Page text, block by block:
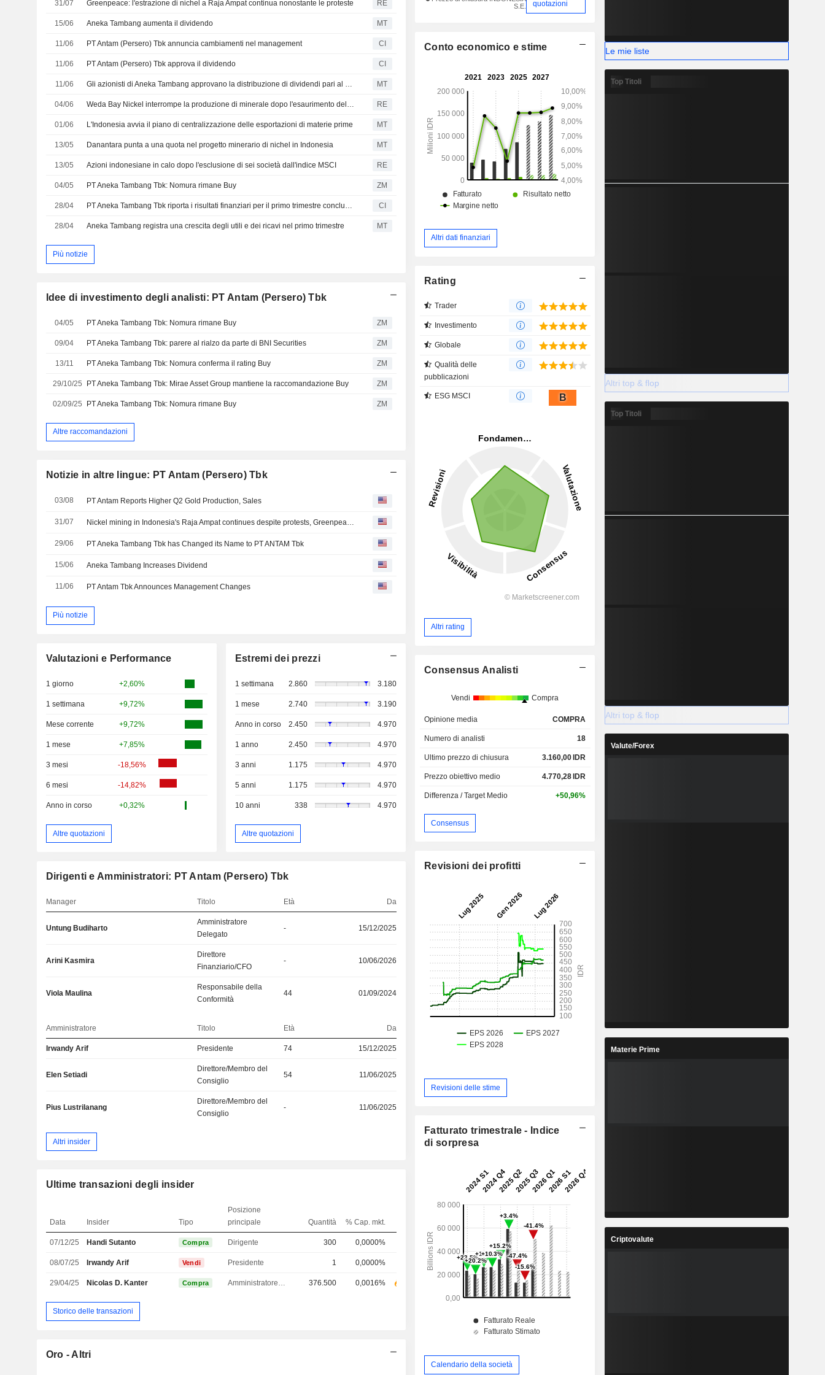
31/07 Greenpeace: l'estrazione di nichel a Raja Ampat continua nonostante le proteste RE
15/06 Aneka Tambang aumenta il dividendo MT
11/06 PT Antam (Persero) Tbk annuncia cambiamenti nel management CI
11/06 PT Antam (Persero) Tbk approva il dividendo CI
11/06 Gli azionisti di Aneka Tambang approvano la distribuzione di dividendi pari al 70% dell'utile netto annuale MT
04/06 Weda Bay Nickel interrompe la produzione di minerale dopo l'esaurimento delle quote estrattive RE
01/06 L'Indonesia avvia il piano di centralizzazione delle esportazioni di materie prime MT
13/05 Danantara punta a una quota nel progetto minerario di nichel in Indonesia MT
13/05 Azioni indonesiane in calo dopo l'esclusione di sei società dall'indice MSCI RE
04/05 PT Aneka Tambang Tbk: Nomura rimane Buy ZM
28/04 PT Aneka Tambang Tbk riporta i risultati finanziari per il primo trimestre conclusosi il 31 marzo 2026 CI
28/04 Aneka Tambang registra una crescita degli utili e dei ricavi nel primo trimestre MT
Più notizie
Idee di investimento degli analisti: PT Antam (Persero) Tbk
04/05 PT Aneka Tambang Tbk: Nomura rimane Buy ZM
09/04 PT Aneka Tambang Tbk: parere al rialzo da parte di BNI Securities ZM
13/11 PT Aneka Tambang Tbk: Nomura conferma il rating Buy ZM
29/10/25 PT Aneka Tambang Tbk: Mirae Asset Group mantiene la raccomandazione Buy ZM
02/09/25 PT Aneka Tambang Tbk: Nomura rimane Buy ZM
Altre raccomandazioni
Notizie in altre lingue: PT Antam (Persero) Tbk
03/08 PT Antam Reports Higher Q2 Gold Production, Sales
31/07
29/06 PT Aneka Tambang Tbk has Changed its Name to PT ANTAM Tbk
15/06 Aneka Tambang Increases Dividend
11/06 PT Antam Tbk Announces Management Changes
Più notizie
Valutazioni e Performance
1 giorno +2,60%
1 settimana +9,72%
Mese corrente +9,72%
1 mese +7,85%
3 mesi -18,56%
6 mesi -14,82%
Anno in corso +0,32%
Altre quotazioni
Estremi dei prezzi
1 settimana 2.860 3.180
1 mese 2.740 3.190
Anno in corso 2.450 4.970
1 anno 2.450 4.970
3 anni 1.175 4.970
5 anni 1.175 4.970
10 anni 338 4.970
Altre quotazioni
Dirigenti e Amministratori: PT Antam (Persero) Tbk
Manager Titolo Età Da
Untung Budiharto
Amministratore
Delegato
- 15/12/2025
Arini Kasmira
Direttore
Finanziario/CFO
- 10/06/2026
Viola Maulina
Responsabile della
Conformità
44 01/09/2024
Amministratore Titolo Età Da
Irwandy Arif Presidente 74 15/12/2025
Elen Setiadi
Direttore/Membro del
Consiglio
54 11/06/2025
Pius Lustrilanang
Direttore/Membro del
Consiglio
- 11/06/2025
Altri insider
Ultime transazioni degli insider
Data Insider Tipo
Posizione
principale
Quantità % Cap. mkt.
07/12/25 Handi Sutanto Compra Dirigente 300 0,0000%
08/07/25 Irwandy Arif Vendi Presidente 1 0,0000%
29/04/25 Nicolas D. Kanter Compra Amministratore delegato 376.500 0,0016%
Storico delle transazioni
Oro - Altri
S.E.
quotazioni
Conto economico e stime
Altri dati finanziari
Rating
Trader
Investimento
Globale
Qualità delle
pubblicazioni
ESG MSCI B
Altri rating
Consensus Analisti
Vendi Compra
Opinione media COMPRA
Numero di analisti 18
Ultimo prezzo di chiusura 3.160,00 IDR
Prezzo obiettivo medio 4.770,28 IDR
Differenza / Target Medio +50,96%
Consensus
Revisioni dei profitti
Revisioni delle stime
Fatturato trimestrale - Indice
di sorpresa
Calendario della società
Le mie liste
Top Titoli
Altri top & flop
Top Titoli
Altri top & flop
Valute/Forex
Materie Prime
Criptovalute